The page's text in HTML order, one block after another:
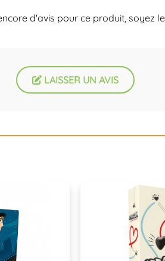
d'avis pour ce produit, soyez
LAISSER UN AVIS